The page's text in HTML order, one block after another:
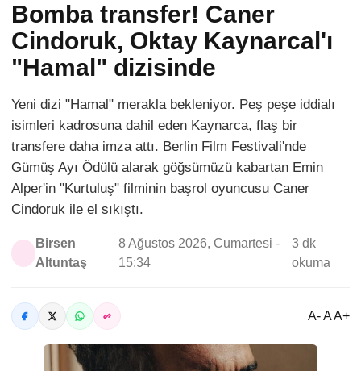
Bomba transfer! Caner
Cindoruk, Oktay Kaynarcal'ı
"Hamal" dizisinde
Yeni dizi "Hamal" merakla bekleniyor. Peş peşe iddialı
isimleri kadrosuna dahil eden Kaynarca, flaş bir
transfere daha imza attı. Berlin Film Festivali'nde
Gümüş Ayı Ödülü alarak göğsümüzü kabartan Emin
Alper'in "Kurtuluş" filminin başrol oyuncusu Caner
Cindoruk ile el sıkıştı.
Birsen
Altuntaş
8 Ağustos 2026, Cumartesi -
15:34
3 dk
okuma
A- A A+